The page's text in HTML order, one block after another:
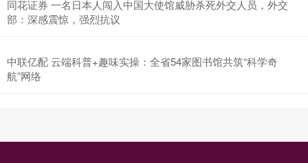
同花证券 一名日本人闯入中国大使馆威胁杀死外交人员，外交
部：深感震惊，强烈抗议
中联亿配 云端科普+趣味实操：全省54家图书馆共筑“科学奇
航”网络